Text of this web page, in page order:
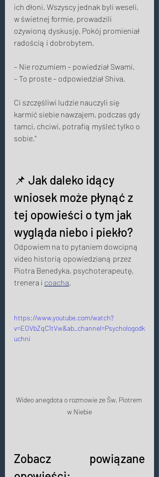
ich dłoni. Wszyscy jednak byli weseli,
w świetnej formie, prowadzili
ożywioną dyskusję. Pokój promieniał
radością i dobrobytem.
– Nie rozumiem – powiedział Swami.
– To proste – odpowiedział Shiva.
Ci szczęśliwi ludzie nauczyli się
karmić siebie nawzajem, podczas gdy
tamci, chciwi, potrafią myśleć tylko o
sobie."
📌 Jak daleko idący
wniosek może płynąć z
tej opowieści o tym jak
wygląda niebo i piekło?
Odpowiem na to pytaniem dowcipną
video historią opowiedzianą przez
Piotra Benedyka, psychoterapeutę,
trenera i coacha
https://www.youtube.com/watch?
v=EOVbZqC1tVw&ab_channel=Psychologodk
uchni
Wideo anegdota o rozmowie ze Św. Piotrem
w Niebie
Zobacz powiązane